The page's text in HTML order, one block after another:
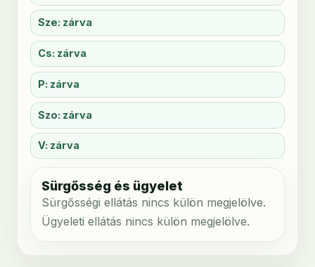
Sze: zárva
Cs: zárva
P: zárva
Szo: zárva
V: zárva
Sürgősség és ügyelet
Sürgősségi ellátás nincs külön megjelölve.
Ügyeleti ellátás nincs külön megjelölve.